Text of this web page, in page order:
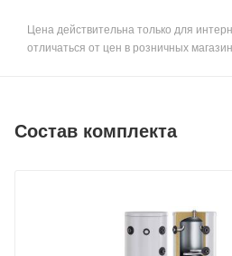
Цена действительна только для
отличаться от цен в розничных
Состав комплекта